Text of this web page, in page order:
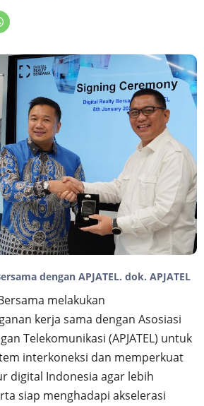
dengan APJATEL. dok. APJATEL
melakukan
kerja sama dengan Asosiasi
Telekomunikasi (APJATEL) untuk
interkoneksi dan memperkuat
digital Indonesia agar lebih
siap menghadapi akselerasi